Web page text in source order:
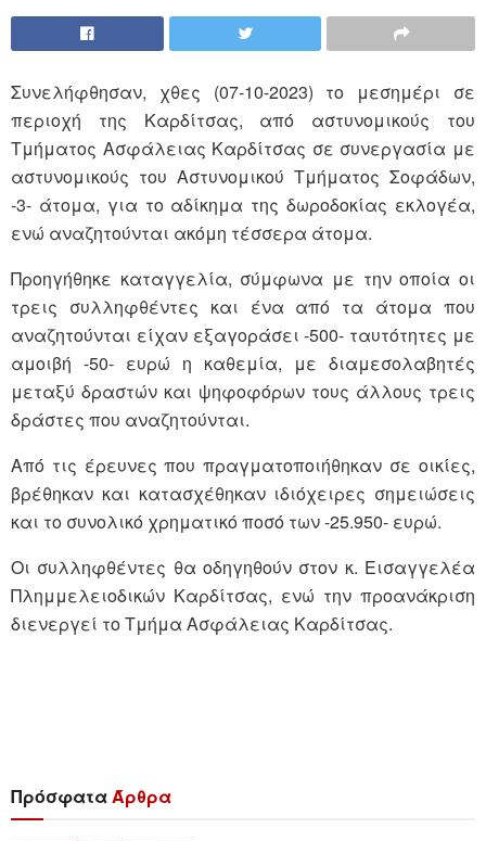
Συνελήφθησαν, χθες (07-10-2023) το μεσημέρι σε
περιοχή της Καρδίτσας, από αστυνομικούς του
Τμήματος Ασφάλειας Καρδίτσας σε συνεργασία με
αστυνομικούς του Αστυνομικού Τμήματος Σοφάδων,
-3- άτομα, για το αδίκημα της δωροδοκίας εκλογέα,
ενώ αναζητούνται ακόμη τέσσερα άτομα.
Προηγήθηκε καταγγελία, σύμφωνα με την οποία οι
τρεις συλληφθέντες και ένα από τα άτομα που
αναζητούνται είχαν εξαγοράσει -500- ταυτότητες με
αμοιβή -50- ευρώ η καθεμία, με διαμεσολαβητές
μεταξύ δραστών και ψηφοφόρων τους άλλους τρεις
δράστες που αναζητούνται.
Από τις έρευνες που πραγματοποιήθηκαν σε οικίες,
βρέθηκαν και κατασχέθηκαν ιδιόχειρες σημειώσεις
και το συνολικό χρηματικό ποσό των -25.950- ευρώ.
Οι συλληφθέντες θα οδηγηθούν στον κ. Εισαγγελέα
Πλημμελειοδικών Καρδίτσας, ενώ την προανάκριση
διενεργεί το Τμήμα Ασφάλειας Καρδίτσας.
Πρόσφατα Άρθρα